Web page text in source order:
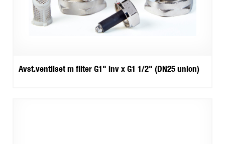
Avst.ventilset m filter G1" inv x G1 1/2" (DN25 union)